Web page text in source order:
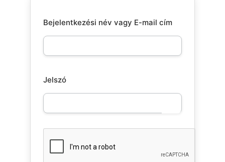
Bejelentkezési név vagy E-mail cím
Jelszó